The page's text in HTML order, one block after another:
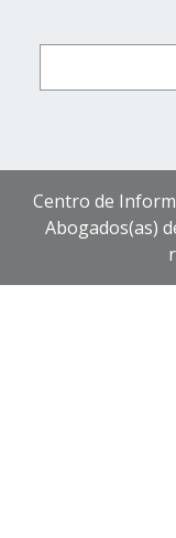
Centro de
Abogados(as)